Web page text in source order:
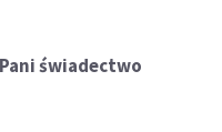
świadectwo